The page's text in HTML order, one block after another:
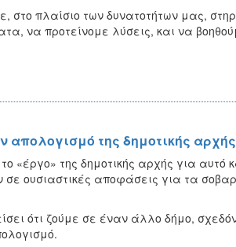
πλαίσιο των δυνατοτήτων μας,
να προτείνομε λύσεις, και να
απολογισμό της δημοτικής αρχής
«έργο» της δημοτικής αρχής για αυτό
ουσιαστικές αποφάσεις για τα
ότι ζούμε σε έναν άλλο δήμο, σχεδόν